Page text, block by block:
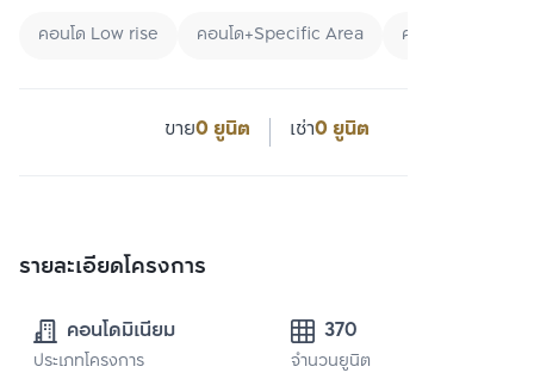
คอนโด Low rise คอนโด+Specific Area คอนโดใกล้ MRT
ขาย0 ยูนิต เช่า0 ยูนิต
รายละเอียดโครงการ
คอนโดมิเนียม
ประเภทโครงการ
370
จำนวนยูนิต